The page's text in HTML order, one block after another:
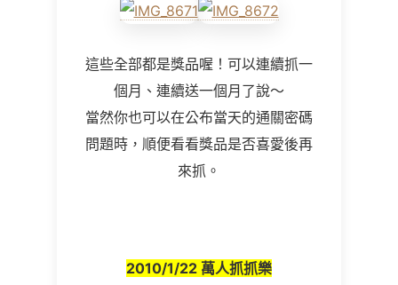
這些全部都是獎品喔！可以連續抓一
個月、連續送一個月了說～
當然你也可以在公布當天的通關密碼
問題時，順便看看獎品是否喜愛後再
來抓。
2010/1/22 萬人抓抓樂